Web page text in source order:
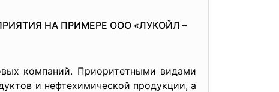
НА ПРИМЕРЕ ООО «ЛУКОЙЛ –
компаний. Приоритетными видами
и нефтехимической продукции, а